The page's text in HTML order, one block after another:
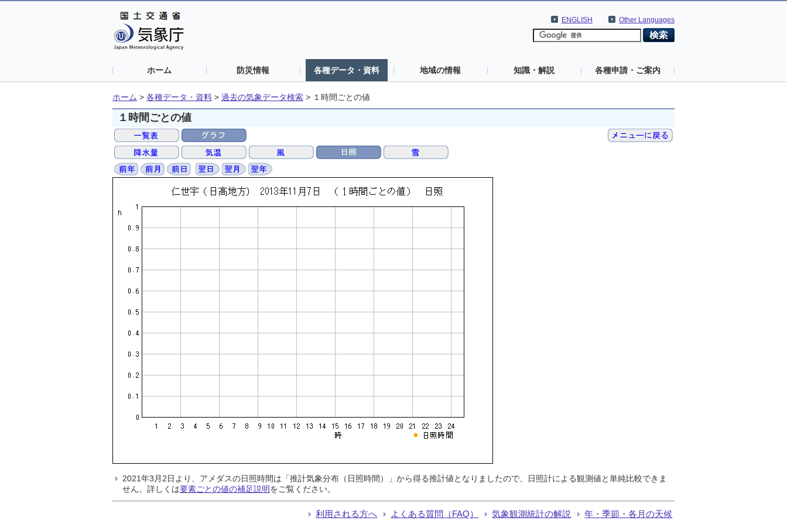
Other Languages
ENGLISH
ホーム 防災情報 各種データ・資料 地域の情報 知識・解説 各種申請・ご案内
ホーム > 各種データ・資料 > 過去の気象データ検索 > １時間ごとの値
１時間ごとの値
2021年3月2日より、アメダスの日照時間は「推計気象分布（日照時間）」から得る推計値となりましたので、日照計による観測値と単純比較できま
せん。詳しくは要素ごとの値の補足説明をご覧ください。
利用される方へ よくある質問（FAQ） 気象観測統計の解説 年・季節・各月の天候